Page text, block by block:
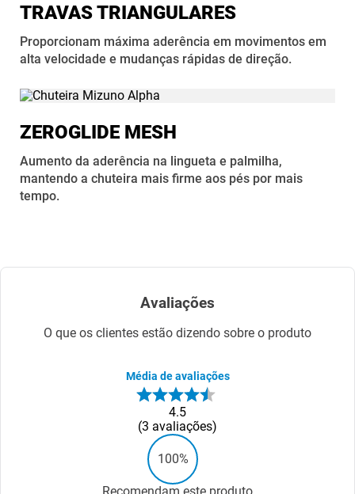
TRAVAS TRIANGULARES
Proporcionam máxima aderência em movimentos em
alta velocidade e mudanças rápidas de direção.
ZEROGLIDE MESH
Aumento da aderência na lingueta e palmilha,
mantendo a chuteira mais firme aos pés por mais
tempo.
Avaliações
O que os clientes estão dizendo sobre o produto
Média de avaliações
4.5
3 avaliações
100%